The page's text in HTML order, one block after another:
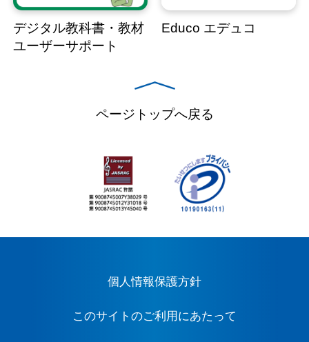
デジタル教科書・教材
ユーザーサポート
Educo エデュコ
ページトップへ戻る
個人情報保護方針
このサイトのご利用にあたって